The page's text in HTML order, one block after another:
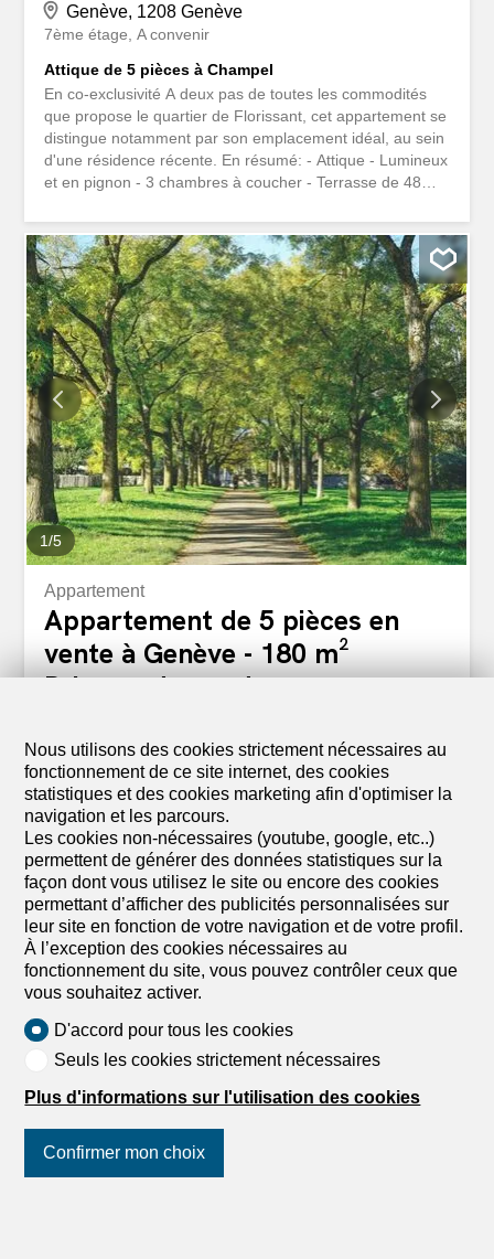
Genève, 1208 Genève
7ème étage A convenir
Attique de 5 pièces à Champel
En co-exclusivité A deux pas de toutes les commodités
que propose le quartier de Florissant, cet appartement se
distingue notamment par son emplacement idéal, au sein
d'une résidence récente. En résumé: - Attique - Lumineux
et en pignon - 3 chambres à coucher - Terrasse de 48m²
annexe Situé au 7e et dernier étage, il se compose d'un
hall d'entrée, une cuisine agencée, un coin repas et un
accès à la terrasse ainsi qu'un beau séjour donnant
également accès à l'extérieur avec sa magnifique vue sur
le Salève. La partie nuit dispose de 3 chambres à
coucher, d'une salle de bains avec toilettes et d'une salle
de douche également avec toilettes. Une cave et un box
fermé en sous-sol complètent le tout. A visiter sans plus
tarder
1/5
Appartement
Appartement de 5 pièces en
vente à Genève - 180 m²
Prix sur demande
2ème étage
A convenir
Appartement exceptionnel dans une nouvelle
construction
Appartement exceptionnels dans une nouvelle
constructionMagnifique appartement de 5 pièces situé
dans une résidence neuve, offrant de beaux volumes,
une luminosité exceptionnelle et des finitions de qualité.
Idéalement situé à Genève, à proximité immédiate des
commerces, des écoles et des transports publics, ce bien
représente une excellente opportunité résidentiel près du
centre de Genève. N'hésitez pas à nous contacter pour
visite.
Nous utilisons des cookies strictement nécessaires au
fonctionnement de ce site internet, des cookies
statistiques et des cookies marketing afin d'optimiser la
navigation et les parcours.
Les cookies non-nécessaires (youtube, google, etc..)
permettent de générer des données statistiques sur la
façon dont vous utilisez le site ou encore des cookies
permettant d’afficher des publicités personnalisées sur
leur site en fonction de votre navigation et de votre profil.
À l’exception des cookies nécessaires au
fonctionnement du site, vous pouvez contrôler ceux que
vous souhaitez activer.
D'accord pour tous les cookies
Seuls les cookies strictement nécessaires
Plus d'informations sur l'utilisation des cookies
Confirmer mon choix